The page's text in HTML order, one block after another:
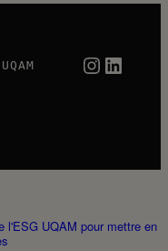
l'ESG UQAM pour mettre en